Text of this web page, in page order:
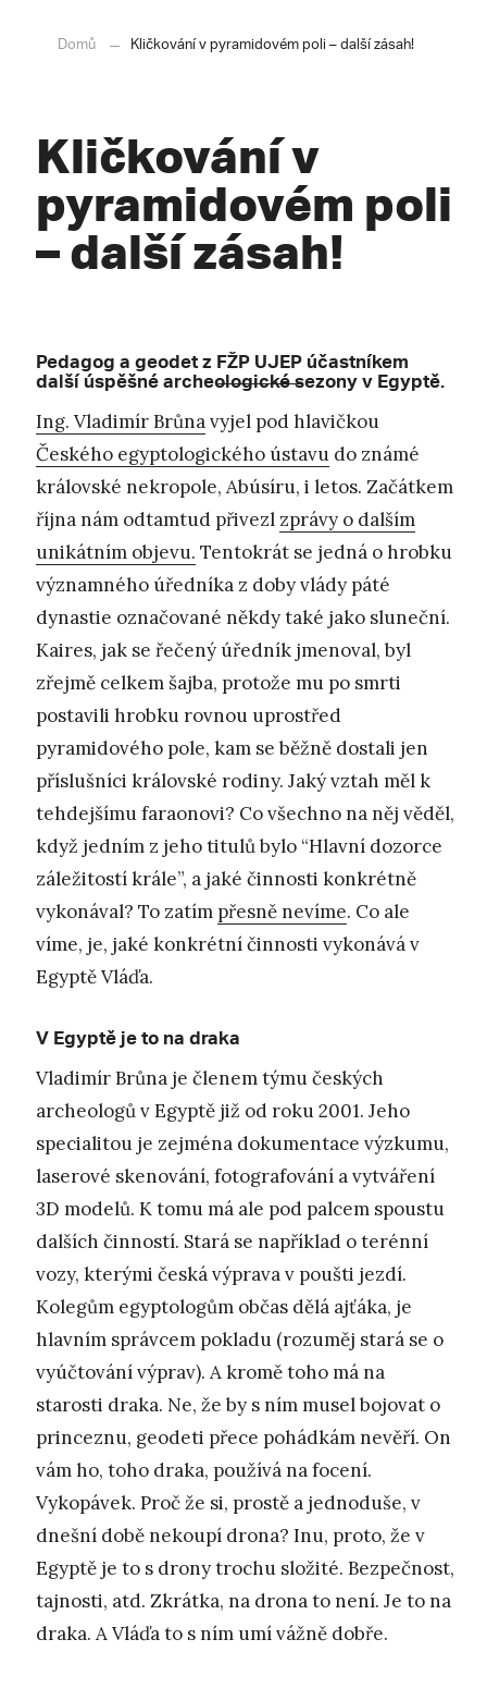
Domů Kličkování v pyramidovém poli – další zásah!
Kličkování v
pyramidovém poli
– další zásah!
Pedagog a geodet zFŽP UJEPúčastníkem
další úspěšné archeologické sezony v Egyptě.
Ing. Vladimír Brůnavyjel pod hlavičkou
Českého egyptologického ústavu do známé
královské nekropole, Abúsíru, i letos. Začátkem
října nám odtamtud přivezl zprávy o dalším
unikátním objevu. Tentokrát se jedná o hrobku
významného úředníka z doby vlády páté
dynastie označované někdy také jako sluneční.
Kaires, jak se řečený úředník jmenoval, byl
zřejmě celkem šajba, protože mu po smrti
postavili hrobku rovnou uprostřed
pyramidového pole, kam se běžně dostali jen
příslušníci královské rodiny. Jaký vztah měl k
tehdejšímu faraonovi? Co všechno na něj věděl,
když jedním z jeho titulů bylo “Hlavní dozorce
záležitostí krále”, a jaké činnosti konkrétně
vykonával? To zatím přesně nevíme. Co ale
víme, je, jaké konkrétní činnosti vykonává v
Egyptě Vláďa.
V Egyptě je to na draka
Vladimír Brůna je členem týmu českých
archeologů v Egyptě již od roku 2001. Jeho
specialitou je zejména dokumentace výzkumu,
laserové skenování, fotografování a vytváření
3D modelů. K tomu má ale pod palcem spoustu
dalších činností. Stará se například o terénní
vozy, kterými česká výprava v poušti jezdí.
Kolegům egyptologům občas dělá ajťáka, je
hlavním správcem pokladu (rozuměj stará se o
vyúčtování výprav). A kromě toho má na
starosti draka. Ne, že by s ním musel bojovat o
princeznu, geodeti přece pohádkám nevěří. On
vám ho, toho draka, používá na focení.
Vykopávek. Proč že si, prostě a jednoduše, v
dnešní době nekoupí drona? Inu, proto, že v
Egyptě je to s drony trochu složité. Bezpečnost,
tajnosti, atd. Zkrátka, na drona to není. Je to na
draka. A Vláďa to s ním umí vážně dobře.